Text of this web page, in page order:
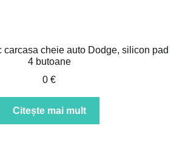
carcasa cheie auto Dodge, silicon pad
4 butoane
0 €
Citește mai mult